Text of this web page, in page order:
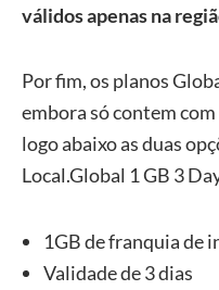
válidos apenas na
Por fim, os planos
embora só contem
logo abaixo as duas
Local.Global 1 GB 3
1GB de franquia de
Validade de 3 dias